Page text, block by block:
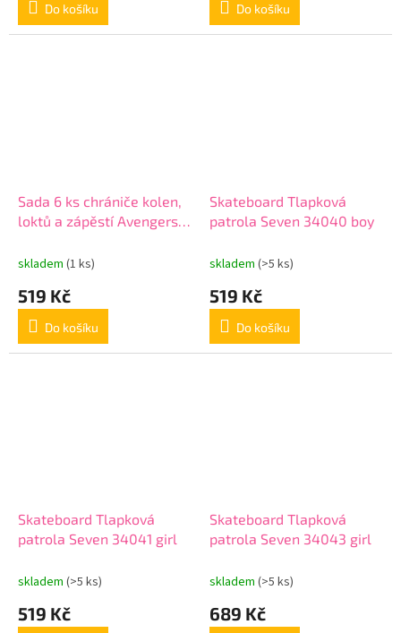
Do košíku Do košíku
Sada 6 ks chrániče kolen,
loktů a zápěstí Avengers
skladem (1 ks)
519 Kč
Do košíku
Skateboard Tlapková
patrola Seven 34040 boy
skladem (>5 ks)
519 Kč
Do košíku
Skateboard Tlapková
patrola Seven 34041 girl
skladem (>5 ks)
519 Kč
Skateboard Tlapková
patrola Seven 34043 girl
skladem (>5 ks)
689 Kč